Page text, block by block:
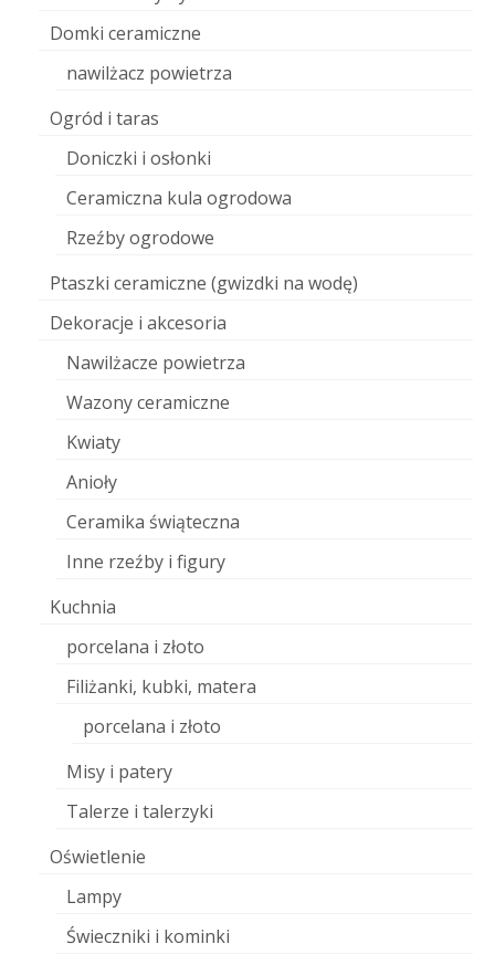
Domki ceramiczne
nawilżacz powietrza
Ogród i taras
Doniczki i osłonki
Ceramiczna kula ogrodowa
Rzeźby ogrodowe
Ptaszki ceramiczne (gwizdki na wodę)
Dekoracje i akcesoria
Nawilżacze powietrza
Wazony ceramiczne
Kwiaty
Anioły
Ceramika świąteczna
Inne rzeźby i figury
Kuchnia
porcelana i złoto
Filiżanki, kubki, matera
porcelana i złoto
Misy i patery
Talerze i talerzyki
Oświetlenie
Lampy
Świeczniki i kominki